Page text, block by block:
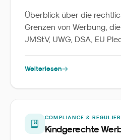
Überblick über die
Grenzen von Werbung,
JMStV, UWG, DSA, EU
Weiterlesen
COMPLIANCE &
Kindgerechte